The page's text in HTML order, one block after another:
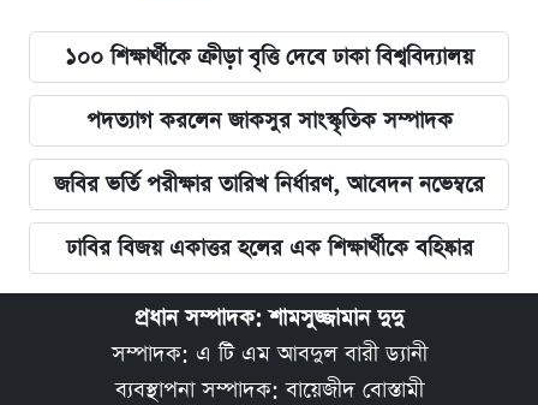
১০০ শিক্ষার্থীকে ক্রীড়া বৃত্তি দেবে ঢাকা বিশ্ববিদ্যালয়
পদত্যাগ করলেন জাকসুর সাংস্কৃতিক সম্পাদক
জবির ভর্তি পরীক্ষার তারিখ নির্ধারণ, আবেদন নভেম্বরে
ঢাবির বিজয় একাত্তর হলের এক শিক্ষার্থীকে বহিষ্কার
প্রধান সম্পাদক: শামসুজ্জামান দুদু
সম্পাদক: এ টি এম আবদুল বারী ড্যানী
ব্যবস্থাপনা সম্পাদক: বায়েজীদ বোস্তামী